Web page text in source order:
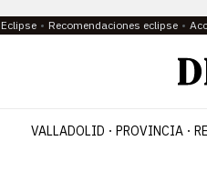
Eclipse Recomendaciones eclipse
VALLADOLID PROVINCIA